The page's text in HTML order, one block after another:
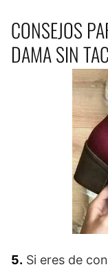
CONSEJOS
DAMA SIN
5. Si eres de